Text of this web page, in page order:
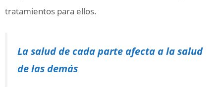
tratamientos para ellos.
La salud de cada parte afecta a la salud
de las demás